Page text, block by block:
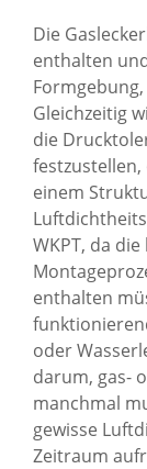
Die
enthalten
Gleichzeitig
die
einem
WKPT, da
enthalten
oder
darum, gas-
manchmal
gewisse
Zeitraum